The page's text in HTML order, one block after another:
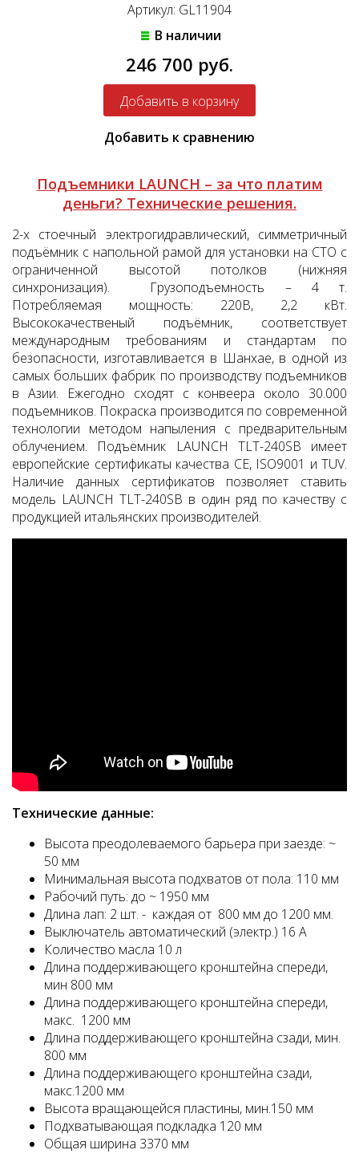
Артикул: GL11904
В наличии
246 700 руб.
Добавить к сравнению
Подъемники LAUNCH – за что платим
деньги? Технические решения.
2-х стоечный электрогидравлический, симметричный
подъёмник с напольной рамой для установки на СТО с
ограниченной высотой потолков (нижняя
синхронизация). Грузоподъемность – 4 т.
Потребляемая мощность: 220В, 2,2 кВт.
Высококачественый подъёмник, соответствует
международным требованиям и стандартам по
безопасности, изготавливается в Шанхае, в одной из
самых больших фабрик по производству подъемников
в Азии. Ежегодно сходят с конвеера около 30.000
подъемников. Покраска производится по современной
технологии методом напыления с предварительным
облучением. Подъёмник LAUNCH TLT-240SB имеет
европейские сертификаты качества СЕ, ISO9001 и TUV.
Наличие данных сертификатов позволяет ставить
модель LAUNCH TLT-240SB в один ряд по качеству с
продукцией итальянских производителей.
Технические данные:
Высота преодолеваемого барьера при заезде: ~
50 мм
Минимальная высота подхватов от пола: 110 мм
Рабочий путь: до ~ 1950 мм
Длина лап: 2 шт. - каждая от 800 мм до 1200 мм.
Выключатель автоматический (электр.) 16 A
Количество масла 10 л
Длина поддерживающего кронштейна спереди,
мин 800 мм
Длина поддерживающего кронштейна спереди,
макс. 1200 мм
Длина поддерживающего кронштейна сзади, мин.
800 мм
Длина поддерживающего кронштейна сзади,
макс.1200 мм
Высота вращающейся пластины, мин.150 мм
Подхватывающая подкладка 120 мм
Общая ширина 3370 мм